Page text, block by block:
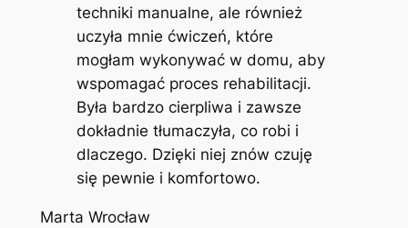
techniki manualne, ale również
uczyła mnie ćwiczeń, które
mogłam wykonywać w domu, aby
wspomagać proces rehabilitacji.
Była bardzo cierpliwa i zawsze
dokładnie tłumaczyła, co robi i
dlaczego. Dzięki niej znów czuję
się pewnie i komfortowo.
Marta Wrocław